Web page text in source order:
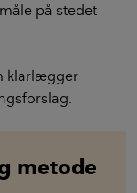
på stedet
klarlægger
metode